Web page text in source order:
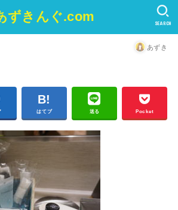
ずきんぐ.com SEARCH
あずき
はてブ 送る Pocket